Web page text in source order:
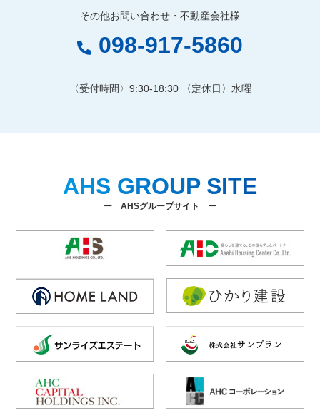
その他お問い合わせ・不動産会社様
098-917-5860
〈受付時間〉9:30-18:30 〈定休日〉水曜
AHS GROUP SITE
ー AHSグループサイト ー